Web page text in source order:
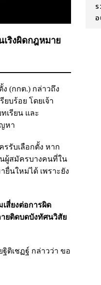
เริงผิดกฎหมาย​
ง​ (กกต.)​ กล่าวถึง
บร้อย​ โดยเจ้า
เรียน​ และ
หา
รับเลือกตั้ง​ หาก
ผู้สมัครบางคนที่ใน
นใหม่ได้​ เพราะยัง
สี่ยงต่อการผิด
ยติดบดบังทัศนวิสัย
ติเชฏฐ์​ กล่าวว่า​ ขอ